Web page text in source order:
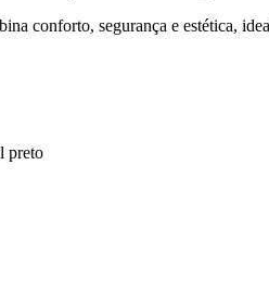
conforto, segurança e estética,
preto